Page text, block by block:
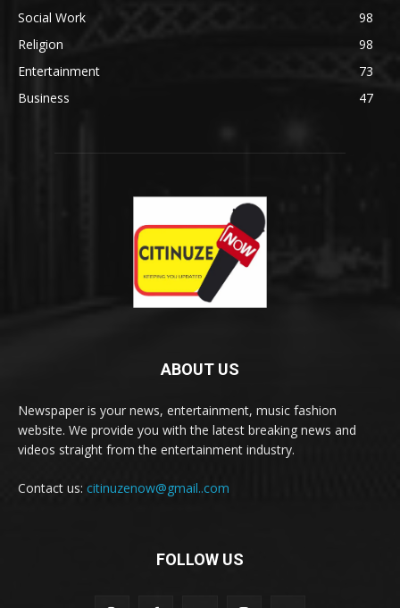
Social Work
98
Religion
98
Entertainment
73
Business
47
ABOUT US
Newspaper is your news, entertainment, music fashion
website. We provide you with the latest breaking news and
videos straight from the entertainment industry.
Contact us: citinuzenow@gmail..com
FOLLOW US